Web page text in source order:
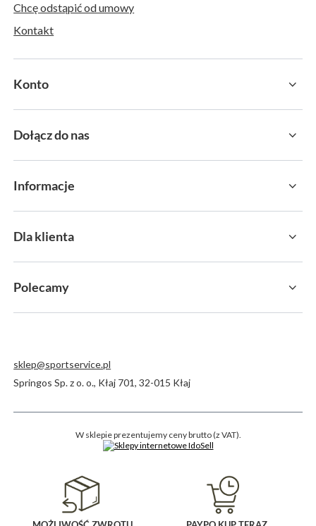
Chcę odstąpić od umowy
Kontakt
Konto
Dołącz do nas
Informacje
Dla klienta
Polecamy
sklep@sportservice.pl
Springos Sp. z o. o., Kłaj 701,32-015 Kłaj
W sklepie prezentujemy ceny brutto (z VAT).